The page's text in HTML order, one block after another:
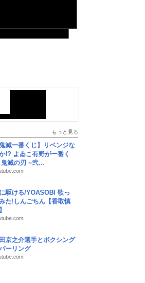
もっと見る
鬼滅一番くじ】リベンジな
!? よゐこ有野が一番く
鬼滅の刃 ~弐...
駆ける/YOASOBI 歌っ
た!しんごちん【香取慎
京之介選手とボクシング
ーリング